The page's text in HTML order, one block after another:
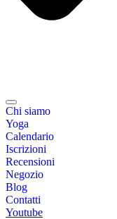
Chi siamo
Yoga
Calendario
Іscrizioni
Recensioni
Negozio
Blog
Contatti
Youtube